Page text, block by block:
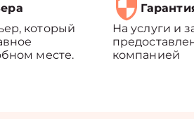
который
месте.
На услуги и
компанией